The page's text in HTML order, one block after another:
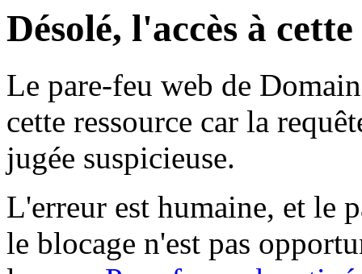
Désolé, l'accès à
Le pare-feu web de
cette ressource car la
jugée suspicieuse.
L'erreur est humaine, et le
le blocage n'est pas